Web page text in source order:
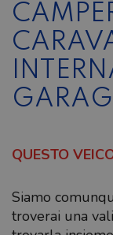
QUESTO
Siamo
troverai una